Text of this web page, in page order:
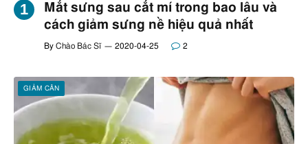
Mắt sưng sau cắt mí trong bao lâu và
cách giảm sưng nề hiệu quả nhất
By Chào Bác Sĩ 2020-04-25 2
GIẢM CÂN